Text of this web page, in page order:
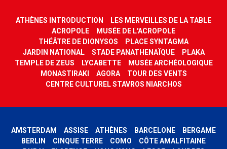
ATHÈNES INTRODUCTION
LES MERVEILLES DE LA TABLE
ACROPOLE
MUSÉE DE L'ACROPOLE
THÉÂTRE DE DIONYSOS
PLACE SYNTAGMA
JARDIN NATIONAL
STADE PANATHENAÏQUE
PLAKA
TEMPLE DE ZEUS
LYCABETTE
MUSÉE ARCHÉOLOGIQUE
MONASTIRAKI
AGORA
TOUR DES VENTS
CENTRE CULTUREL STAVROS NIARCHOS
AMSTERDAM ASSISE ATHÈNES BARCELONE
BERGAME
BERLIN
CINQUE TERRE COMO
CÔTE AMALFITAINE